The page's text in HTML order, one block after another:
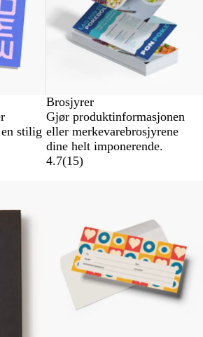
stilig
Brosjyrer
Gjør produktinformasjonen
eller merkevarebrosjyrene
dine helt imponerende.
4.7(15)